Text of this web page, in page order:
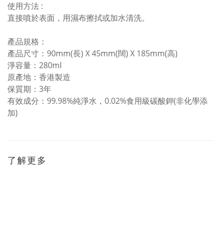
使用方法 :
直接噴於表面，用濕布擦拭或加水清洗。
產品規格：
產品尺寸：90mm(長) X 45mm(闊) X 185mm(高)
淨容量：280ml
原產地：香港製造
保質期：3年
有效成分：99.98%純淨水，0.02%食用級碳酸鉀(非化學添
加)
了解更多